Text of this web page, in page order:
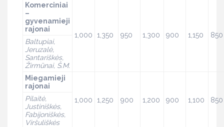
Komerciniai
–
gyvenamieji
rajonai
1,000 1,350 950 1,300 900 1,150
850
Baltupiai,
Jeruzalė,
Santariškės,
Žirmūnai, Š.M.
Miegamieji
rajonai
1,000
1,250 900 1,200 900 1,100 850
Pilaitė,
Justiniškės,
Fabijoniškės,
Viršuliškės